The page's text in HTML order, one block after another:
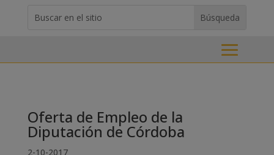
for...
Oferta de Empleo de la
Diputación de Córdoba
2-10-2017